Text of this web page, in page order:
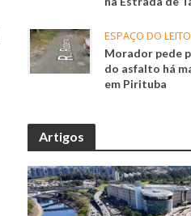
ESPAÇO DO
Morador pede
do asfalto há
em Pirituba
Artigos